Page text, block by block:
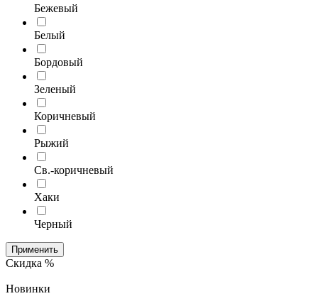
Бежевый
Белый
Бордовый
Зеленый
Коричневый
Рыжий
Св.-коричневый
Хаки
Черный
Применить
Скидка %
Новинки